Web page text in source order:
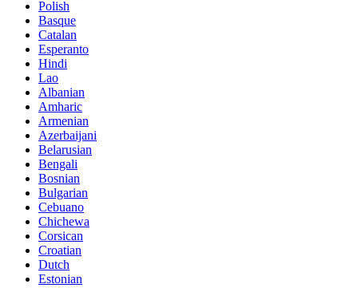
Polish
Basque
Catalan
Esperanto
Hindi
Lao
Albanian
Amharic
Armenian
Azerbaijani
Belarusian
Bengali
Bosnian
Bulgarian
Cebuano
Chichewa
Corsican
Croatian
Dutch
Estonian